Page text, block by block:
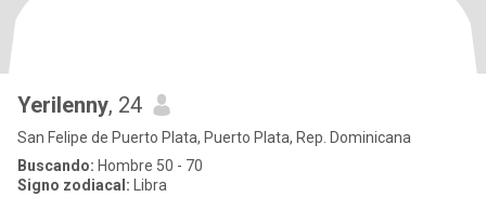
Yerilenny, 24
San Felipe de Puerto Plata, Puerto Plata, Rep. Dominicana
Buscando: Hombre 50 - 70
Signo zodiacal: Libra